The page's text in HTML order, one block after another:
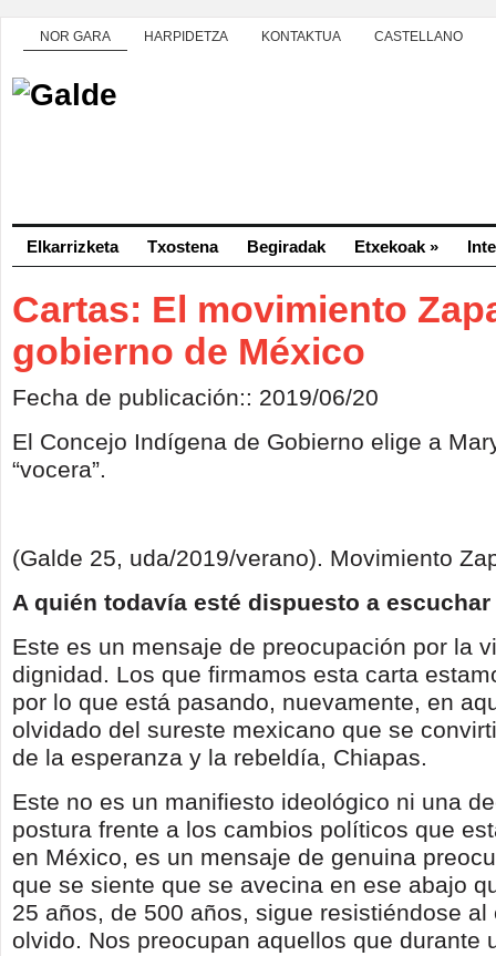
NOR GARA HARPIDETZA KONTAKTUA CASTELLANO
Elkarrizketa Txostena Begiradak Etxekoak »
Cartas: El movimiento
gobierno de México
Fecha de publicación:: 2019/06/20
El Concejo Indígena de Gobierno elige a
“vocera”.
(Galde 25, uda/2019/verano). Movimiento
A quién todavía esté dispuesto a escuchar
Este es un mensaje de preocupación por la
dignidad. Los que firmamos esta carta
por lo que está pasando, nuevamente, en
olvidado del sureste mexicano que se
de la esperanza y la rebeldía, Chiapas.
Este no es un manifiesto ideológico ni una
postura frente a los cambios políticos que
en México, es un mensaje de genuina
que se siente que se avecina en ese abajo
25 años, de 500 años, sigue resistiéndose al
olvido. Nos preocupan aquellos que durante